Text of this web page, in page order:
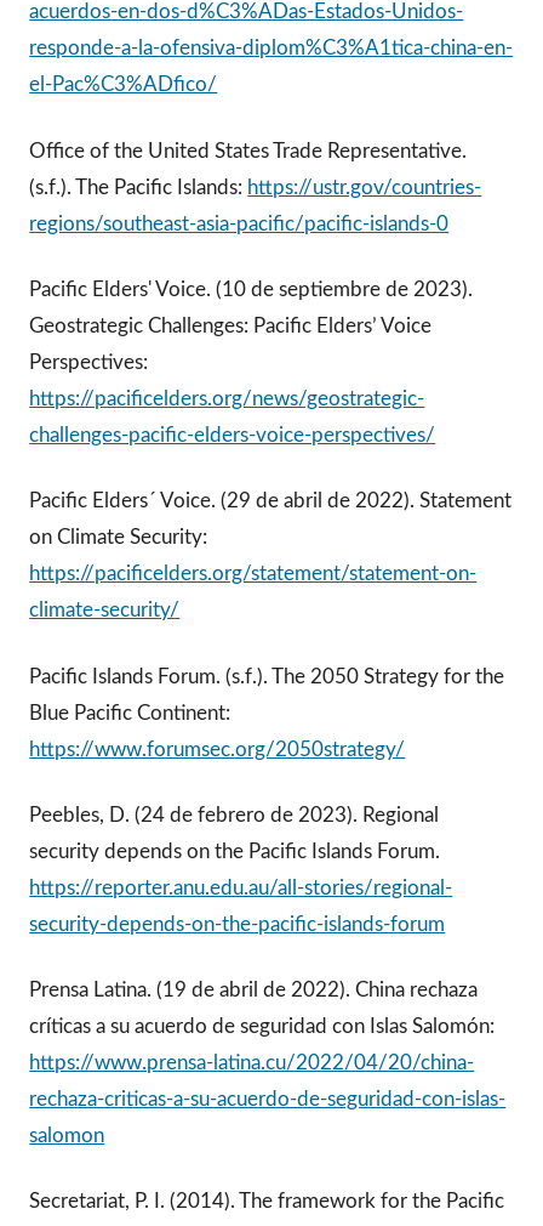
acuerdos-en-dos-d%C3%ADas-Estados-Unidos-
responde-a-la-ofensiva-diplom%C3%A1tica-china-en-
el-Pac%C3%ADfico/
Office of the United States Trade Representative.
(s.f.). The Pacific Islands: https://ustr.gov/countries-
regions/southeast-asia-pacific/pacific-islands-0
Pacific Elders' Voice. (10 de septiembre de 2023).
Geostrategic Challenges: Pacific Elders’ Voice
Perspectives:
https://pacificelders.org/news/geostrategic-
challenges-pacific-elders-voice-perspectives/
Pacific Elders´ Voice. (29 de abril de 2022). Statement
on Climate Security:
https://pacificelders.org/statement/statement-on-
climate-security/
Pacific Islands Forum. (s.f.). The 2050 Strategy for the
Blue Pacific Continent:
https://www.forumsec.org/2050strategy/
Peebles, D. (24 de febrero de 2023). Regional
security depends on the Pacific Islands Forum.
https://reporter.anu.edu.au/all-stories/regional-
security-depends-on-the-pacific-islands-forum
Prensa Latina. (19 de abril de 2022). China rechaza
críticas a su acuerdo de seguridad con Islas Salomón:
https://www.prensa-latina.cu/2022/04/20/china-
rechaza-criticas-a-su-acuerdo-de-seguridad-con-islas-
salomon
Secretariat, P. I. (2014). The framework for the Pacific